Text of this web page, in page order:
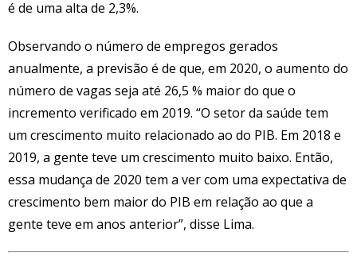
é de uma alta de 2,3%.
Observando o número de empregos gerados
anualmente, a previsão é de que, em 2020, o aumento do
número de vagas seja até 26,5 % maior do que o
incremento verificado em 2019. “O setor da saúde tem
um crescimento muito relacionado ao do PIB. Em 2018 e
2019, a gente teve um crescimento muito baixo. Então,
essa mudança de 2020 tem a ver com uma expectativa de
crescimento bem maior do PIB em relação ao que a
gente teve em anos anterior”, disse Lima.